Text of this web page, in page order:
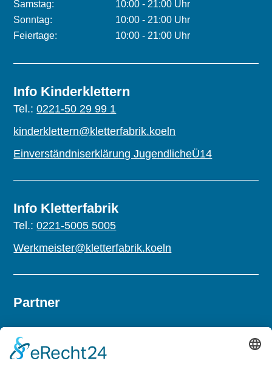
Samstag:
10:00 - 21:00 Uhr
Sonntag:
10:00 - 21:00 Uhr
Feiertage:
10:00 - 21:00 Uhr
Info Kinderklettern
Tel.:0221-50 29 99 1
kinderklettern@kletterfabrik.koeln
Einverständniserklärung JugendlicheÜ14
Info Kletterfabrik
Tel.:0221-5005 5005
Werkmeister@kletterfabrik.koeln
Partner